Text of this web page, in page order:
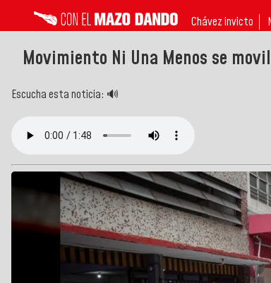
Chávez invicto
Movimiento Ni Una Menos se
Escucha esta noticia: 🔊